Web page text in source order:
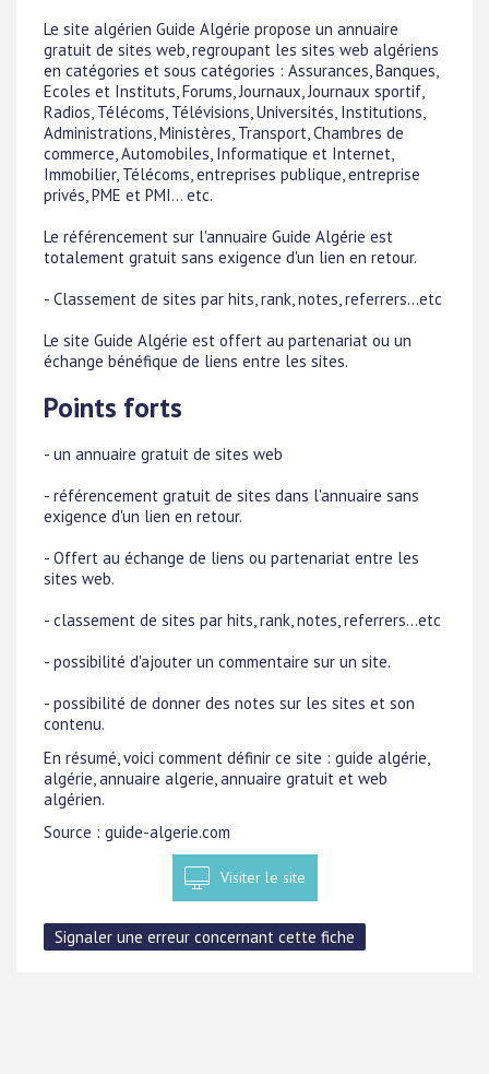
Le site algérien Guide Algérie propose un annuaire
gratuit de sites web, regroupant les sites web algériens
en catégories et sous catégories : Assurances, Banques,
Ecoles et Instituts, Forums, Journaux, Journaux sportif,
Radios, Télécoms, Télévisions, Universités, Institutions,
Administrations, Ministères, Transport, Chambres de
commerce, Automobiles, Informatique et Internet,
Immobilier, Télécoms, entreprises publique, entreprise
privés, PME et PMI... etc.
Le référencement sur l'annuaire Guide Algérie est
totalement gratuit sans exigence d'un lien en retour.
- Classement de sites par hits, rank, notes, referrers...etc
Le site Guide Algérie est offert au partenariat ou un
échange bénéfique de liens entre les sites.
Points forts
- un annuaire gratuit de sites web
- référencement gratuit de sites dans l'annuaire sans
exigence d'un lien en retour.
- Offert au échange de liens ou partenariat entre les
sites web.
- classement de sites par hits, rank, notes, referrers...etc
- possibilité d'ajouter un commentaire sur un site.
- possibilité de donner des notes sur les sites et son
contenu.
En résumé, voici comment définir ce site : guide algérie,
algérie, annuaire algerie, annuaire gratuit et web
algérien.
Source : guide-algerie.com
Visiter le site